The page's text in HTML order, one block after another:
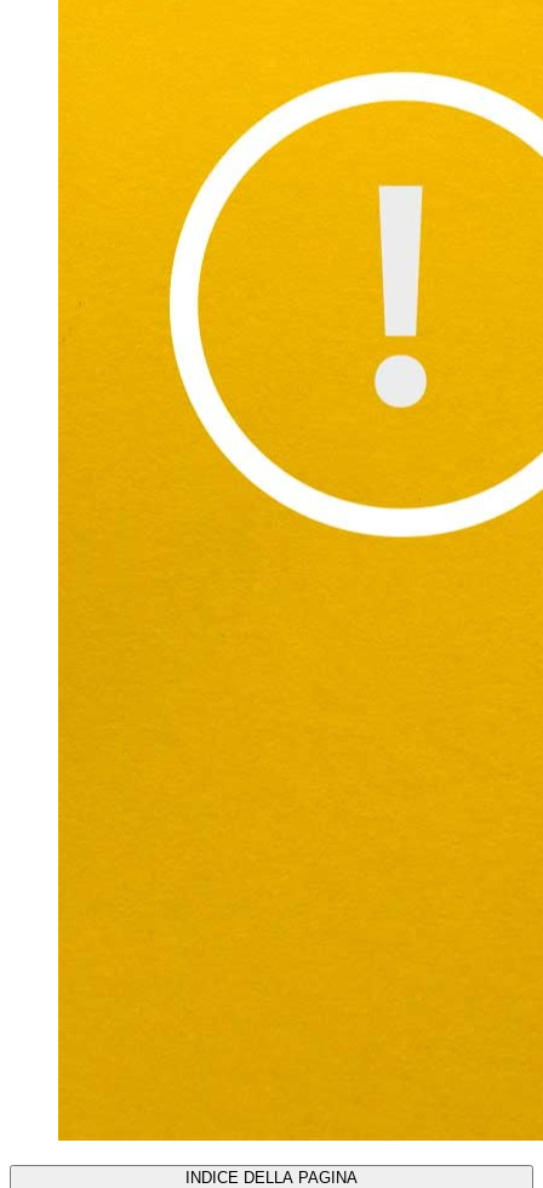
INDICE DELLA PAGINA